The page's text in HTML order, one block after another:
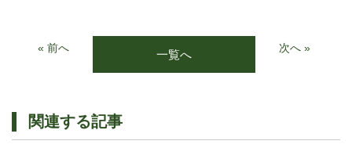
« 前へ 一覧へ 次へ »
関連する記事